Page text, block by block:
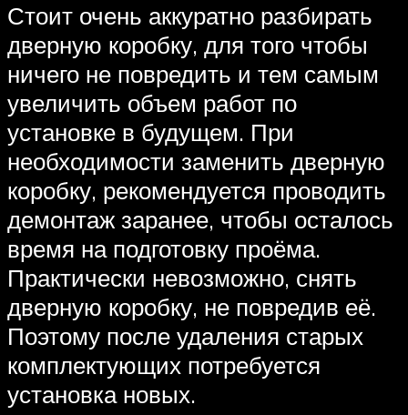
Стоит очень аккуратно разбирать
дверную коробку, для того чтобы
ничего не повредить и тем самым
увеличить объем работ по
установке в будущем. При
необходимости заменить дверную
коробку, рекомендуется проводить
демонтаж заранее, чтобы осталось
время на подготовку проёма.
Практически невозможно, снять
дверную коробку, не повредив её.
Поэтому после удаления старых
комплектующих потребуется
установка новых.